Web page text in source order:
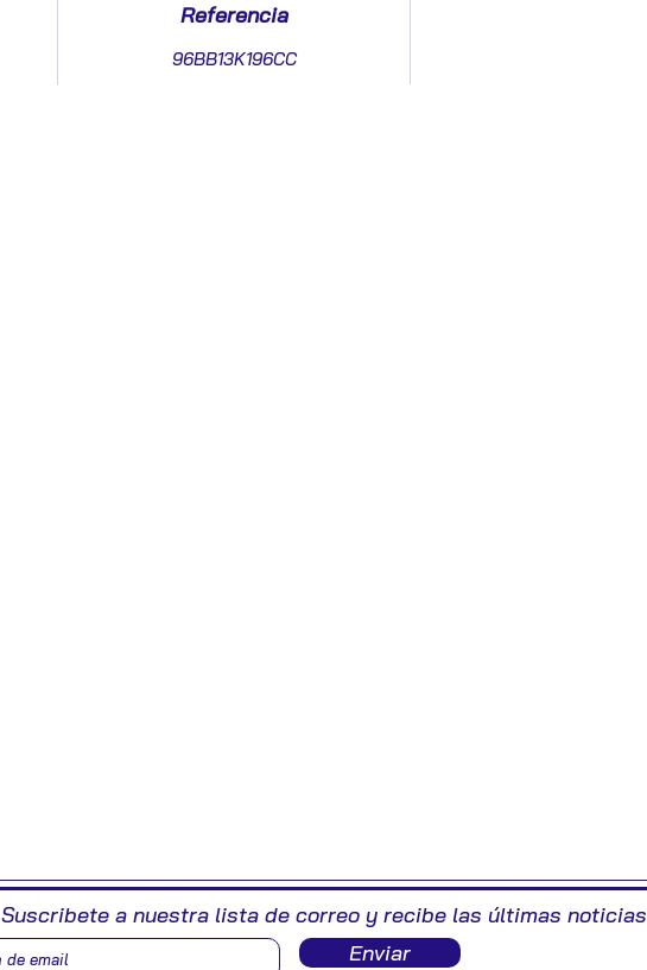
Referencia
96BB13K196CC
Suscribete a nuestra lista de correo y recibe las últimas noticias
Enviar